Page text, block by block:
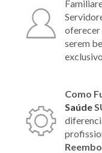
oferecer
serem
Como
Saúde